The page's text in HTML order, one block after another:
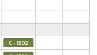
C - IE02